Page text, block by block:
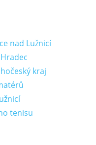
nad Lužnicí
kraj
tenisu